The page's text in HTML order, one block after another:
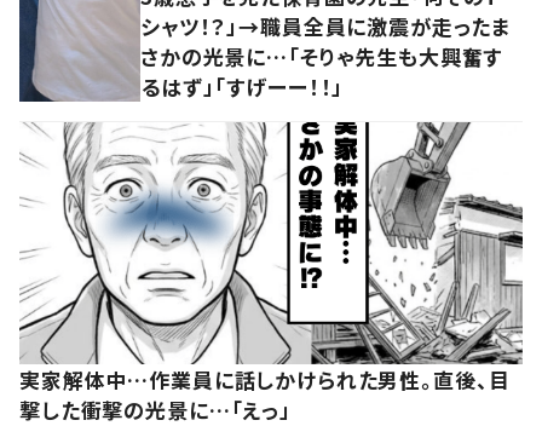
シャツ！？」→職員全員に激震が走ったま
さかの光景に…「そりゃ先生も大興奮す
るはず」「すげーー！！」
実家解体中…作業員に話しかけられた男性。直後、目
撃した衝撃の光景に…「えっ」